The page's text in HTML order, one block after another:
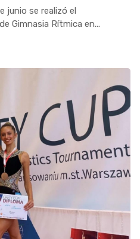
junio se realizó el
Gimnasia Rítmica en...